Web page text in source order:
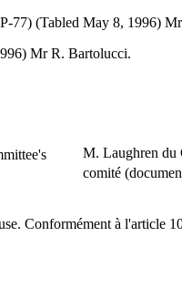
77) (Tabled May 8, 1996)
Mr R. Bartolucci.
M. Laughren du
comité
Conformément à l'article